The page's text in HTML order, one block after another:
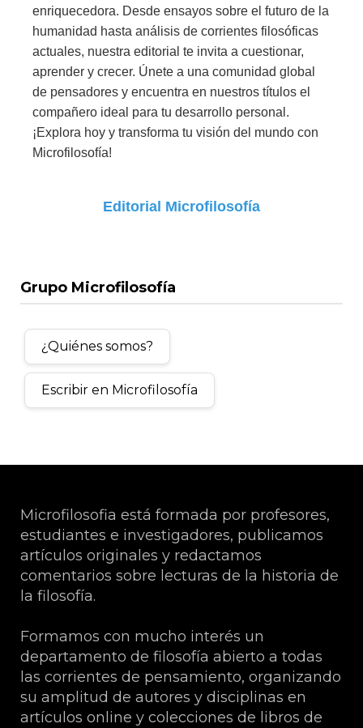
enriquecedora. Desde ensayos sobre el futuro de la
humanidad hasta análisis de corrientes filosóficas
actuales, nuestra editorial te invita a cuestionar,
aprender y crecer. Únete a una comunidad global
de pensadores y encuentra en nuestros títulos el
compañero ideal para tu desarrollo personal.
¡Explora hoy y transforma tu visión del mundo con
Microfilosofía!
Editorial Microfilosofía
Grupo Microfilosofía
¿Quiénes somos?
Escribir en Microfilosofía
Microfilosofia está formada por profesores,
estudiantes e investigadores, publicamos
artículos originales y redactamos
comentarios sobre lecturas de la historia de
la filosofía.
Formamos con mucho interés un
departamento de filosofía abierto a todas
las corrientes de pensamiento, organizando
su amplitud de autores y disciplinas en
artículos online y colecciones de libros de